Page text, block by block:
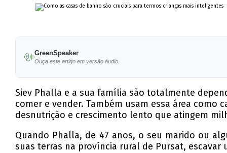
GreenSpeaker
Ouça este artigo em versão áudio.
Siev Phalla e a sua família são totalmente
comer e vender. Também usam essa área
desnutrição e crescimento lento que atingem
Quando Phalla, de 47 anos, o seu marido ou
suas terras na província rural de Pursat,